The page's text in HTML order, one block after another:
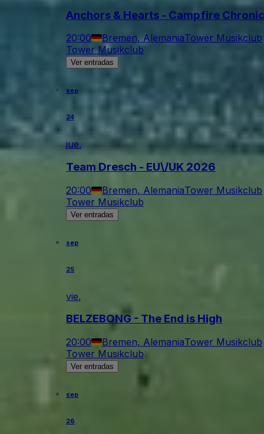
Anchors & Hearts - Campfire
20:00 Bremen, AlemaniaTower Musikclub
Tower Musikclub
Ver entradas
sep
24
jue.
Team Dresch - EU\/UK 2026
20:00 Bremen, AlemaniaTower Musikclub
Tower Musikclub
Ver entradas
sep
25
vie.
BELZEBONG - The End is High
20:00 Bremen, AlemaniaTower Musikclub
Tower Musikclub
Ver entradas
sep
26